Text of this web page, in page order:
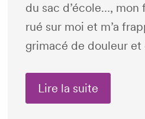
du sac d’école…, mon
rué sur moi et m’a
grimacé de douleur
Lire la suite